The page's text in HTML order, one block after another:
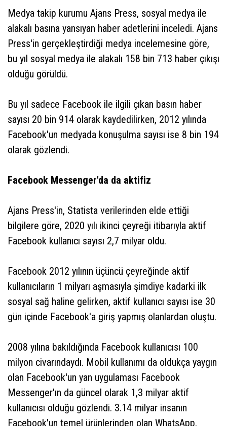
Medya takip kurumu Ajans Press, sosyal medya ile
alakalı basına yansıyan haber adetlerini inceledi. Ajans
Press'in gerçekleştirdiği medya incelemesine göre,
bu yıl sosyal medya ile alakalı 158 bin 713 haber çıkışı
olduğu görüldü.
Bu yıl sadece Facebook ile ilgili çıkan basın haber
sayısı 20 bin 914 olarak kaydedilirken, 2012 yılında
Facebook'un medyada konuşulma sayısı ise 8 bin 194
olarak gözlendi.
Facebook Messenger'da da aktifiz
Ajans Press'in, Statista verilerinden elde ettiği
bilgilere göre, 2020 yılı ikinci çeyreği itibarıyla aktif
Facebook kullanıcı sayısı 2,7 milyar oldu.
Facebook 2012 yılının üçüncü çeyreğinde aktif
kullanıcıların 1 milyarı aşmasıyla şimdiye kadarki ilk
sosyal sağ haline gelirken, aktif kullanıcı sayısı ise 30
gün içinde Facebook'a giriş yapmış olanlardan oluştu.
2008 yılına bakıldığında Facebook kullanıcısı 100
milyon civarındaydı. Mobil kullanımı da oldukça yaygın
olan Facebook'un yan uygulaması Facebook
Messenger'ın da güncel olarak 1,3 milyar aktif
kullanıcısı olduğu gözlendi. 3.14 milyar insanın
Facebook'un temel ürünlerinden olan WhatsApp,